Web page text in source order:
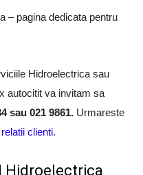
– pagina dedicata pentru
Hidroelectrica sau
autocitit va invitam sa
sau 021 9861. Urmareste
clienti.
Hidroelectrica